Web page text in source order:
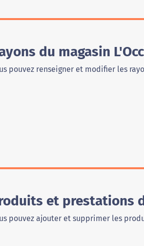
du magasin
pouvez renseigner et modifier les
et prestations
pouvez ajouter et supprimer les